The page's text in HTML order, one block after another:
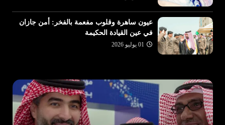
عيون ساهرة وقلوب مفعمة بالفخر: أمن جازان
في عين القيادة الحكيمة
01 يوليو 2026